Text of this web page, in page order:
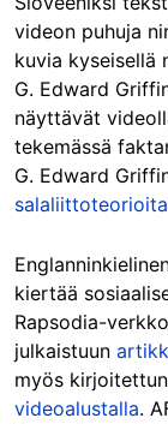
videon puhuja
kuvia kyseisellä
G. Edward
näyttävät
tekemässä
G. Edward
salaliittoteorioita
kiertää
Rapsodia-
julkaistuun
myös
videoalustalla.